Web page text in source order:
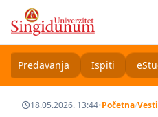
Predavanja Ispiti
18.05.2026. 13:44•Početna/Vesti